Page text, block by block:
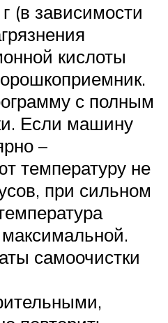
(в зависимости
кислоты
с полным
Если машину
–
температуру не
при сильном
самоочистки